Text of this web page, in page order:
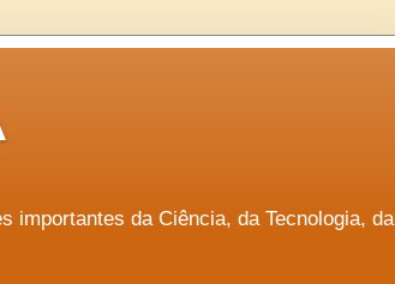
importantes da Ciência, da Tecnologia, da